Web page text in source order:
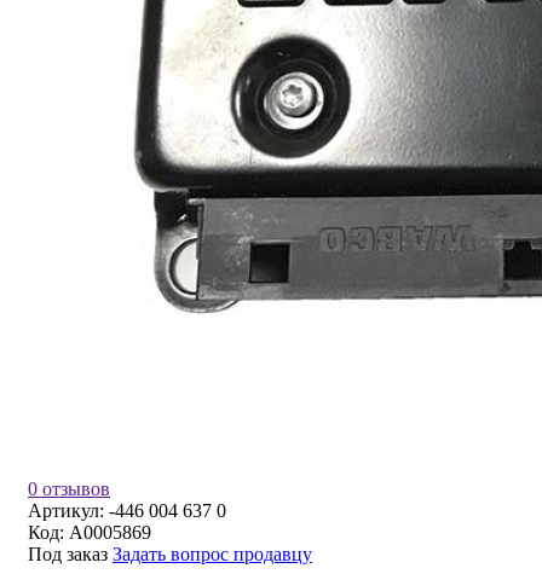
0 отзывов
Артикул: -446 004 637 0
Код: A0005869
Под заказ Задать вопрос продавцу